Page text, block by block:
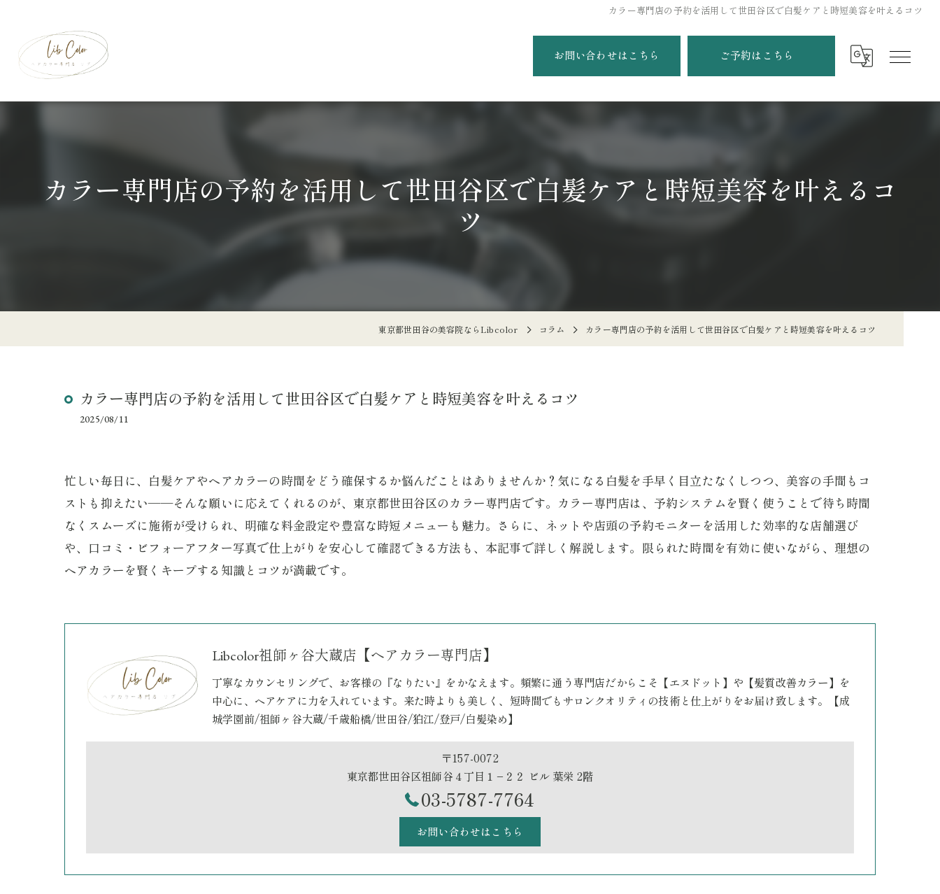
カラー専門店の予約を活用して世田谷区で白髪ケアと時短美容を叶えるコツ
お問い合わせはこちら ご予約はこちら
カラー専門店の予約を活用して世田谷区で白髪ケアと時短美容を叶えるコ
ツ
東京都世田谷の美容院ならLibcolor コラム カラー専門店の予約を活用して世田谷区で白髪ケアと時短美容を叶えるコツ
カラー専門店の予約を活用して世田谷区で白髪ケアと時短美容を叶えるコツ
2025/08/11
忙しい毎日に、白髪ケアやヘアカラーの時間をどう確保するか悩んだことはありませんか？気になる白髪を手早く目立たなくしつつ、美容の手間もコ
ストも抑えたい――そんな願いに応えてくれるのが、東京都世田谷区のカラー専門店です。カラー専門店は、予約システムを賢く使うことで待ち時間
なくスムーズに施術が受けられ、明確な料金設定や豊富な時短メニューも魅力。さらに、ネットや店頭の予約モニターを活用した効率的な店舗選び
や、口コミ・ビフォーアフター写真で仕上がりを安心して確認できる方法も、本記事で詳しく解説します。限られた時間を有効に使いながら、理想の
ヘアカラーを賢くキープする知識とコツが満載です。
Libcolor祖師ヶ谷大蔵店【ヘアカラー専門店】
丁寧なカウンセリングで、お客様の『なりたい』をかなえます。頻繁に通う専門店だからこそ【エヌドット】や【髪質改善カラー】を
中心に、ヘアケアに力を入れています。来た時よりも美しく、短時間でもサロンクオリティの技術と仕上がりをお届け致します。【成
城学園前/祖師ヶ谷大蔵/千歳船橋/世田谷/狛江/登戸/白髪染め】
〒157-0072
東京都世田谷区祖師谷４丁目１−２２ ビル 葉栄 2階
03-5787-7764
お問い合わせはこちら